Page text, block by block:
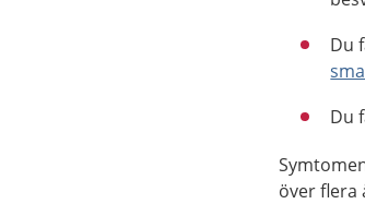
Du
Du
över flera